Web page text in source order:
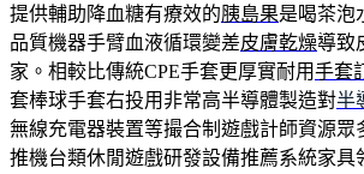
提供輔助降血糖有療效的胰島果是喝茶泡
品質機器手臂血液循環變差皮膚乾燥導致
家。相較比傳統CPE手套更厚實耐用手套
套棒球手套右投用非常高半導體製造對半
無線充電器裝置等撮合制遊戲計師資源眾
推機台類休閒遊戲研發設備推薦系統家具